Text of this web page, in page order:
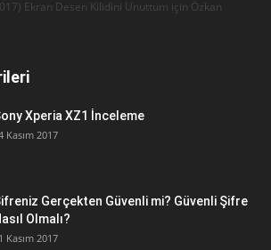
Ekran Desen Kilidini Unuttum için Özkan
Xperia XZ1 İnceleme
Kasım 2017
Gerçekten Güvenli mi? Güvenli Şifre
Olmalı?
Kasım 2017